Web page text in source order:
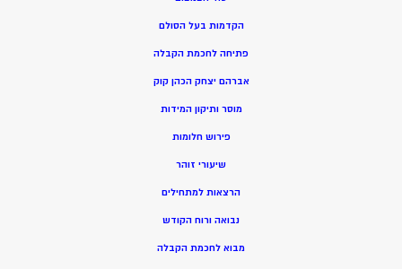
הקדמות בעל הסולם
פתיחה לחכמת הקבלה
אברהם יצחק הכהן קוק
מוסר ותיקון המידות
פירוש חלומות
שיעורי זוהר
הרצאות למתחילים
נבואה ורוח הקודש
מבוא לחכמת הקבלה